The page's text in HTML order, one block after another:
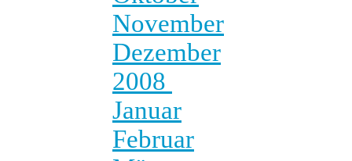
November
Dezember
2008
Januar
Februar